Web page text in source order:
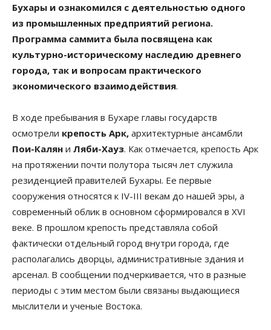
Бухары и ознакомился с деятельностью одного
из промышленных предприятий региона.
Программа саммита была посвящена как
культурно-историческому наследию древнего
города, так и вопросам практического
экономического взаимодействия.
В ходе пребывания в Бухаре главы государств
осмотрели крепость Арк, архитектурные ансамбли
Пои-Калян и Ляби-Хауз. Как отмечается, крепость Арк
на протяжении почти полутора тысяч лет служила
резиденцией правителей Бухары. Ее первые
сооружения относятся к IV-III векам до нашей эры, а
современный облик в основном сформировался в XVI
веке. В прошлом крепость представляла собой
фактически отдельный город внутри города, где
располагались дворцы, административные здания и
арсенал. В сообщении подчеркивается, что в разные
периоды с этим местом были связаны выдающиеся
мыслители и ученые Востока.